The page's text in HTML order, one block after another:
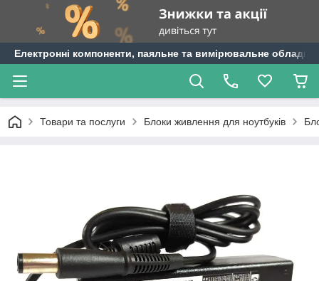
Електронні компоненти, паяльне та вимірювальне
Товари та послуги Блоки живлення для ноутбуків